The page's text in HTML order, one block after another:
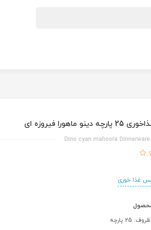
ماهورا فیروزه ای
Dino cyan mahoora
غذا خوری
25 پارچه